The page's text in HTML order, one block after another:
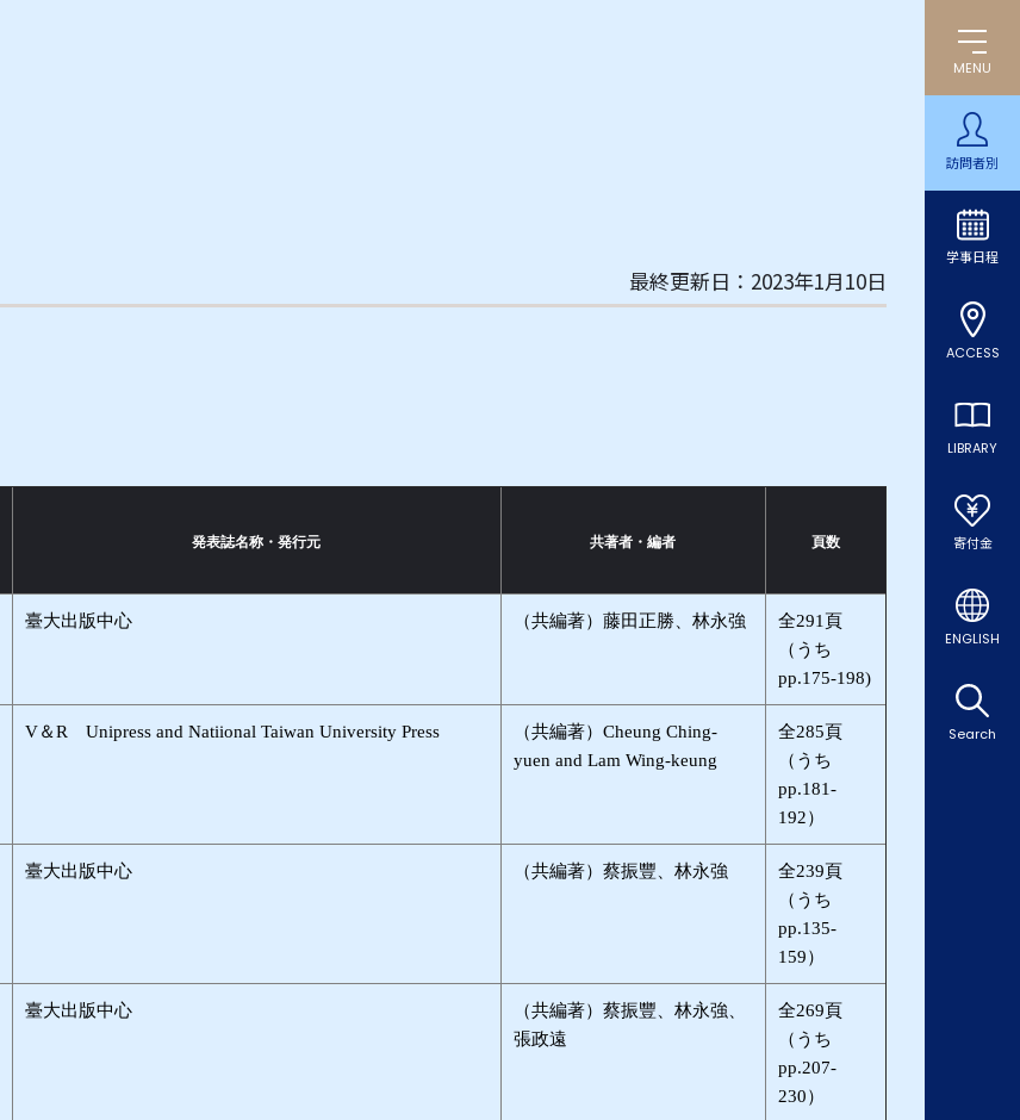
MENU
訪問者別
学事日程
ACCESS
LIBRARY
寄付金
ENGLISH
Search
最終更新日：2023年1月10日
発表誌名称・発行元 共著者・編者 頁数
臺大出版中心 （共編著）藤田正勝、林永強
全291頁
（うち
pp.175-198)
V＆R Unipress and Natiional Taiwan University Press
（共編著）Cheung Ching-
yuen and Lam Wing-keung
全285頁
（うち
pp.181-
192）
臺大出版中心 （共編著）蔡振豐、林永強
全239頁
（うち
pp.135-
159）
臺大出版中心
（共編著）蔡振豐、林永強、
張政遠
全269頁
（うち
pp.207-
230）